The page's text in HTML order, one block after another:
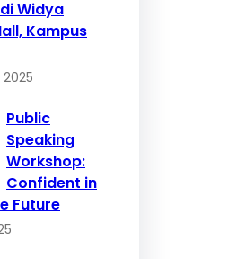
Widya
Kampus
2025
Public
Speaking
Workshop:
Confident in
Future